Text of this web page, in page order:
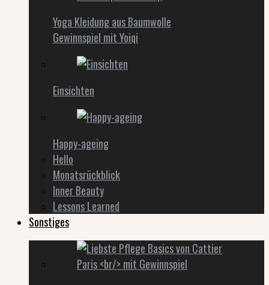
Yoga Kleidung aus Baumwolle
Gewinnspiel mit Yoiqi
Einsichten
Happy-ageing
Hello
Monatsrückblick
Inner Beauty
Lessons Learned
Sonstiges